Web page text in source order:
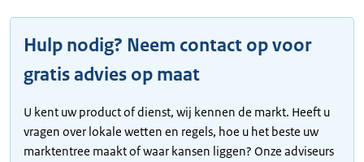
Hulp nodig? Neem contact op voor
gratis advies op maat
U kent uw product of dienst, wij kennen de markt. Heeft u
vragen over lokale wetten en regels, hoe u het beste uw
marktentree maakt of waar kansen liggen? Onze adviseurs